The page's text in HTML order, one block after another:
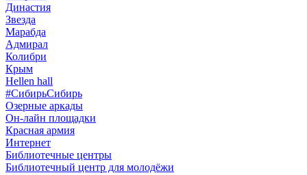
Династия
Звезда
Марабда
Адмирал
Колибри
Крым
Hellen hall
#СибирьСибирь
Озерные аркады
Он-лайн площадки
Красная армия
Интернет
Библиотечные центры
Библиотечный центр для молодёжи